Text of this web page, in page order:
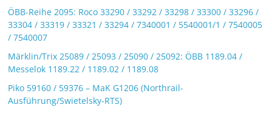
ÖBB-Reihe 2095: Roco 33290 / 33292 / 33298 / 33300 / 33296 /
33304 / 33319 / 33321 / 33294 / 7340001 / 5540001/1 / 7540005
/ 7540007
Märklin/Trix 25089 / 25093 / 25090 / 25092: ÖBB 1189.04 /
Messelok 1189.22 / 1189.02 / 1189.08
Piko 59160 / 59376 – MaK G1206 (Northrail-
Ausführung/Swietelsky-RTS)